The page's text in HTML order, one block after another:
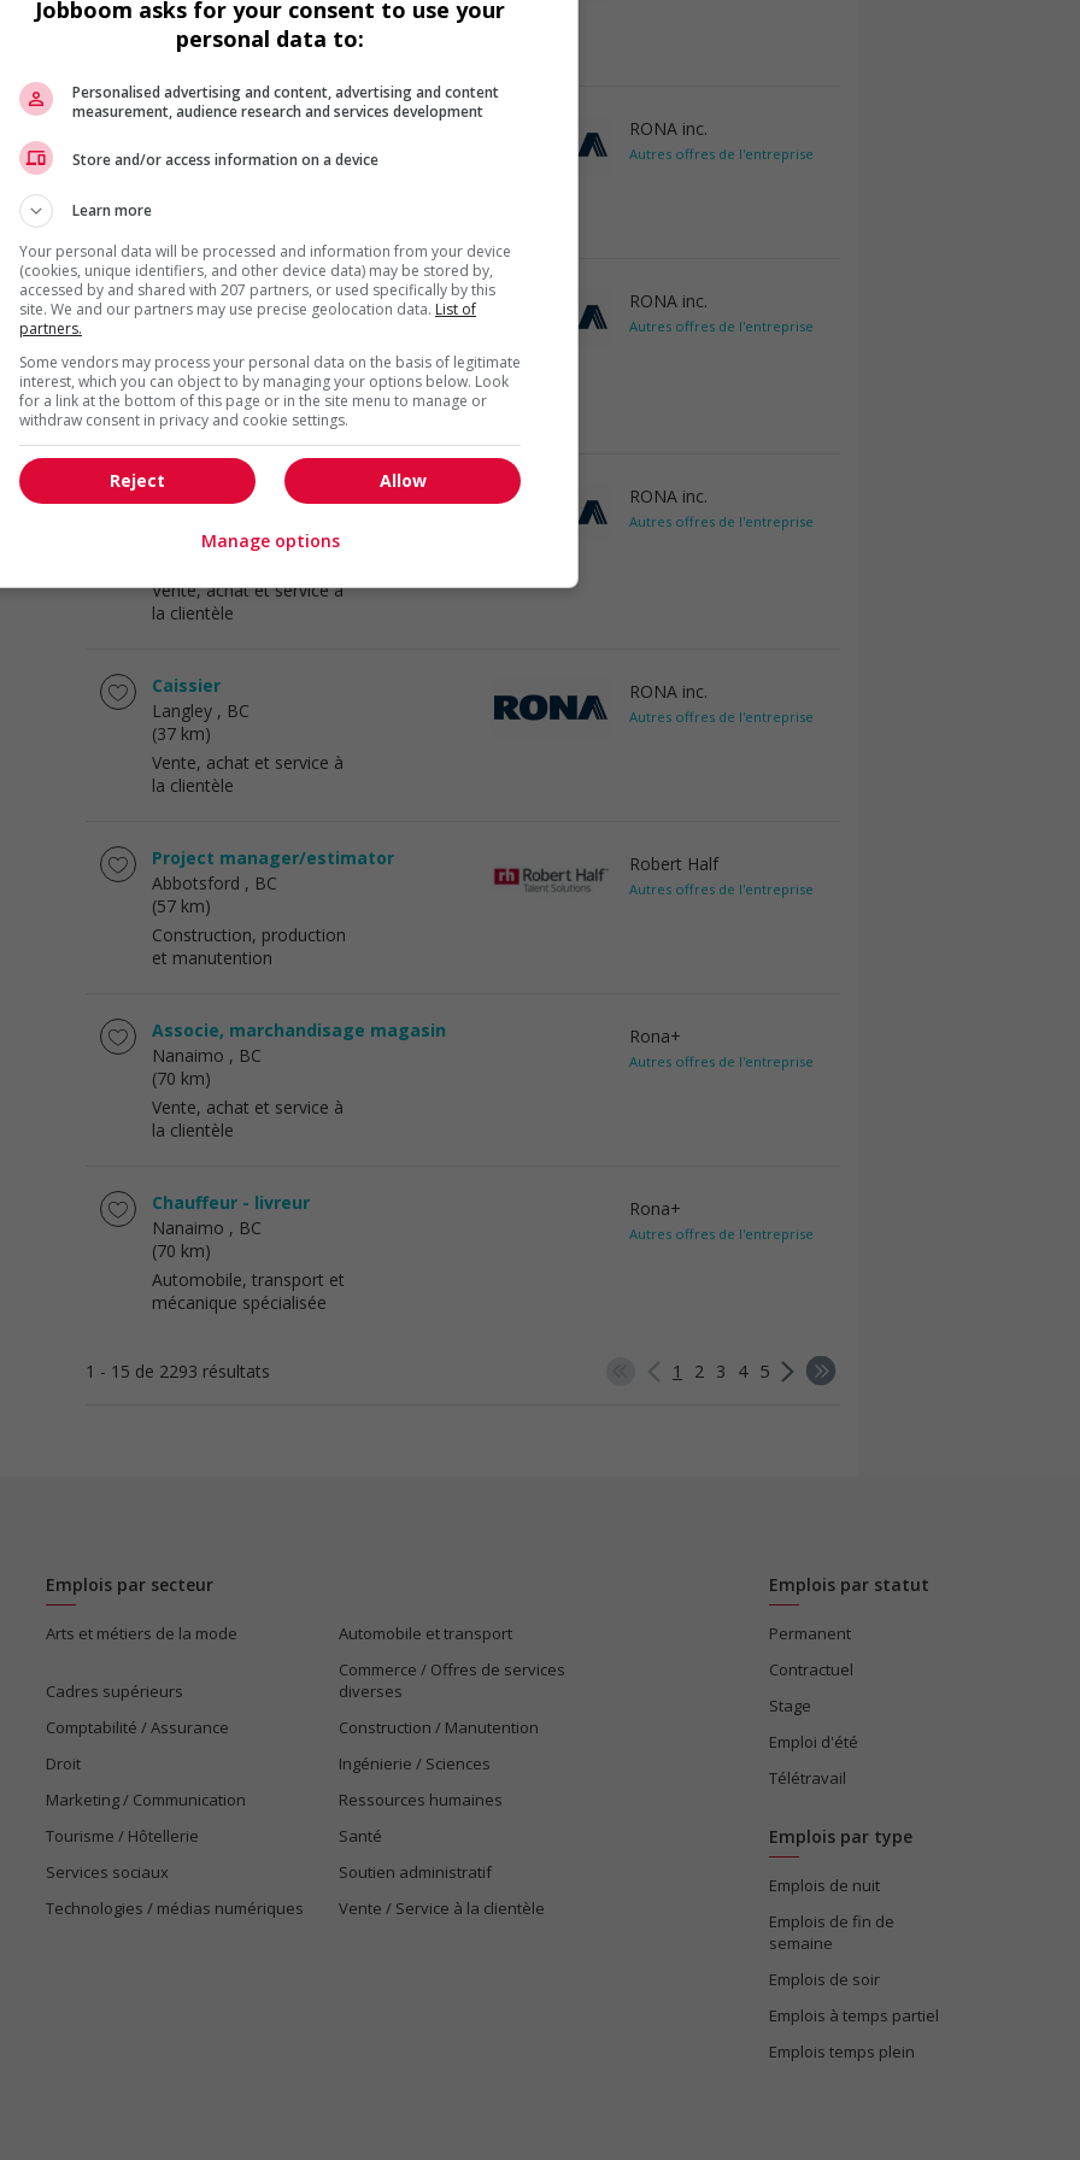
de
Vente, achat et service à
la clientèle
Yard
, BC
(32 km)
RONA inc.
Autres offres de l'entreprise
Associe, ventes et service a la
clientele
(37 km)
Vente, achat et service à
la clientèle
RONA inc.
Autres offres de l'entreprise
Associe, ventes et service a la
Langley, BC
Vente, achat et service à
la clientèle
RONA inc.
Autres offres de l'entreprise
Caissier
Langley , BC
(37 km)
Vente, achat et service à
la clientèle
RONA inc.
Autres offres de l'entreprise
Project manager/estimator
Abbotsford , BC
(57 km)
Construction, production
et manutention
Robert Half
Autres offres de l'entreprise
Associe, marchandisage magasin
Nanaimo , BC
(70 km)
Vente, achat et service à
la clientèle
Rona+
Autres offres de l'entreprise
Chauffeur - livreur
Nanaimo , BC
(70 km)
Automobile, transport et
mécanique spécialisée
Rona+
Autres offres de l'entreprise
1 - 15 de 2293 résultats 1 2 3 4 5
Emplois par secteur
Arts et métiers de la mode Automobile et transport
Cadres supérieurs
Commerce / Offres de services
diverses
Comptabilité / Assurance
Construction / Manutention
Droit
Ingénierie / Sciences
Marketing / Communication
Ressources humaines
Tourisme / Hôtellerie
Santé
Services sociaux
Soutien administratif
Technologies / médias numériques
Vente / Service à la clientèle
Emplois par statut
Permanent
Contractuel
Stage
Emploi d'été
Télétravail
Emplois par type
Emplois de nuit
Emplois de fin de
semaine
Emplois de soir
Emplois à temps partiel
Emplois temps plein
Jobboom asks for your consent to use your
personal data to:
Personalised advertising and content, advertising and content
measurement, audience research and services development
Store and/or access information on a device
Learn more
Your personal data will be processed and information from your device
(cookies, unique identifiers, and other device data) may be stored by,
accessed by and shared with 207 partners, or used specifically by this
site. We and our partners may use precise geolocation data. List of
partners.
Some vendors may process your personal data on the basis of legitimate
interest, which you can object to by managing your options below. Look
for a link at the bottom of this page or in the site menu to manage or
withdraw consent in privacy and cookie settings.
Allow
Reject
Manage options